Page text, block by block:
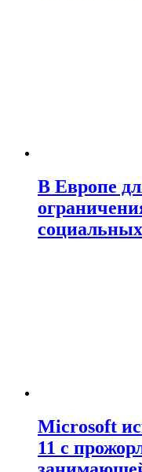
В Европе
Microsoft
11 с